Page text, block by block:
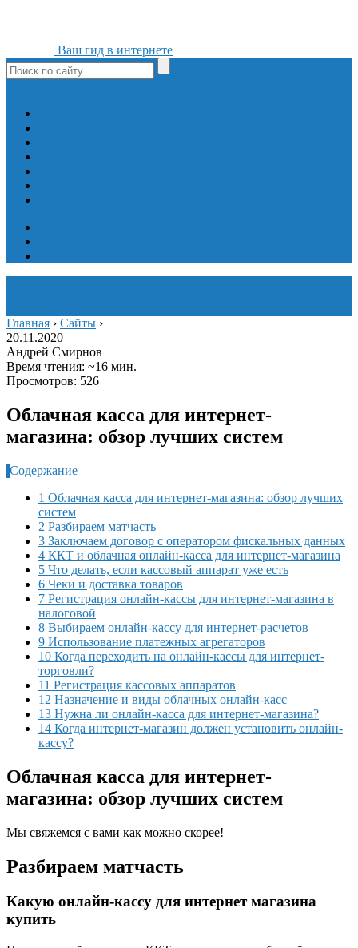
Ваш гид в интернете
Главная › Сайты ›
20.11.2020
Андрей Смирнов
Время чтения: ~16 мин.
Просмотров: 526
Облачная касса для интернет-
магазина: обзор лучших систем
Содержание
1 Облачная касса для интернет-магазина: обзор лучших
систем
2 Разбираем матчасть
3 Заключаем договор с оператором фискальных данных
4 ККТ и облачная онлайн-касса для интернет-магазина
5 Что делать, если кассовый аппарат уже есть
6 Чеки и доставка товаров
7 Регистрация онлайн-кассы для интернет-магазина в
налоговой
8 Выбираем онлайн-кассу для интернет-расчетов
9 Использование платежных агрегаторов
10 Когда переходить на онлайн-кассы для интернет-
торговли?
11 Регистрация кассовых аппаратов
12 Назначение и виды облачных онлайн-касс
13 Нужна ли онлайн-касса для интернет-магазина?
14 Когда интернет-магазин должен установить онлайн-
кассу?
Облачная касса для интернет-
магазина: обзор лучших систем
Мы свяжемся с вами как можно скорее!
Разбираем матчасть
Какую онлайн-кассу для интернет магазина
купить